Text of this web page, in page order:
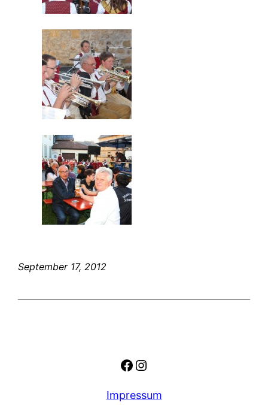
September 17, 2012
Facebook
Instagram
Impressum